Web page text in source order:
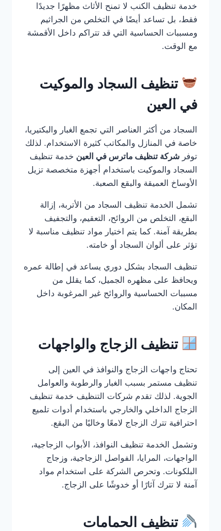
خدمة تنظيف الكنب لا تمنح الأثاث مظهرًا جديدًا
فقط، بل تساعد أيضًا في التخلص من الجراثيم
ومسببات الحساسية التي قد تتراكم داخل الأقمشة
مع الوقت.
تنظيف السجاد والموكيت
في العين
السجاد من أكثر العناصر التي تجمع الغبار والبكتيريا،
خاصة في المنازل والمكاتب كثيرة الاستخدام. لذلك
توفر شركة تنظيف ماترس في العين خدمة تنظيف
السجاد والموكيت باستخدام أجهزة متخصصة تزيل
الأوساخ العميقة والبقع الصعبة.
تشمل الخدمة تنظيف السجاد من الأتربة، إزالة
البقع، التخلص من الروائح، التعقيم، والتجفيف
بطريقة آمنة. كما يتم اختيار مواد تنظيف مناسبة لا
تؤثر على ألوان السجاد أو خامته.
تنظيف السجاد بشكل دوري يساعد في إطالة عمره
ويحافظ على مظهره الجميل، كما يقلل من
مسببات الحساسية والروائح غير المرغوبة داخل
المكان.
تنظيف الزجاج والواجهات
تحتاج واجهات الزجاج والنوافذ في العين إلى
تنظيف مستمر بسبب الغبار والرطوبة والعوامل
الجوية. لذلك تقدم شركات التنظيف خدمة تنظيف
الزجاج الداخلي والخارجي باستخدام أدوات تلميع
احترافية تترك الزجاج لامعًا وخاليًا من البقع.
وتشمل الخدمة تنظيف النوافذ، الأبواب الزجاجية،
الواجهات، المرايا، الفواصل الزجاجية، وزجاج
البلكونات. وتحرص الشركة على استخدام مواد
آمنة لا تترك آثارًا أو خدوشًا على الزجاج.
تنظيف الحمامات